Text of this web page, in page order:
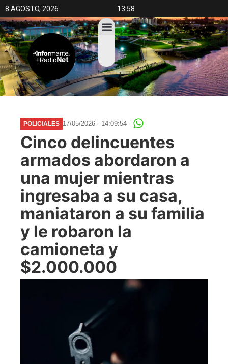
8 AGOSTO, 2026 13:58
POLICIALES 17/05/2026 - 14:09:54
Cinco delincuentes
armados abordaron a
una mujer mientras
ingresaba a su casa,
maniataron a su familia
y le robaron la
camioneta y
$2.000.000